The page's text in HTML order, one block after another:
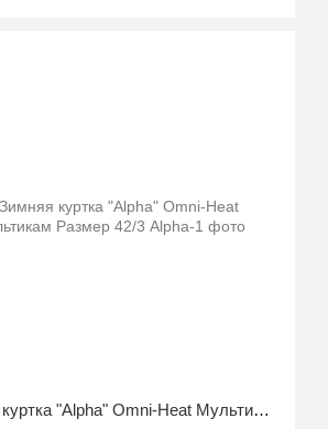
Зимняя куртка "Alpha" Omni-Heat Мультикам Размер 42/3